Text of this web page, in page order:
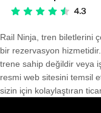
Rail Ninja, tren biletlerini
bir rezervasyon
trene sahip değildir veya
resmi web sitesini temsil
sizin için kolaylaştıran